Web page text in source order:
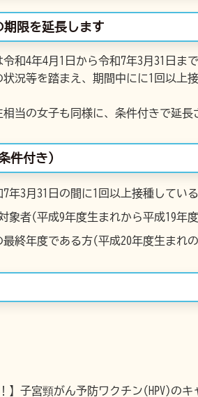
限を延長します
和4年4月1日から令和7年3月31日
況等を踏まえ、期間中にに1回以上
当の女子も同様に、条件付きで延長
件付き)
年3月31日の間に1回以上接種してい
象者(平成9年度生まれから平成19年
終年度である方(平成20年度生まれ
】子宮頸がん予防ワクチン(HPV)の